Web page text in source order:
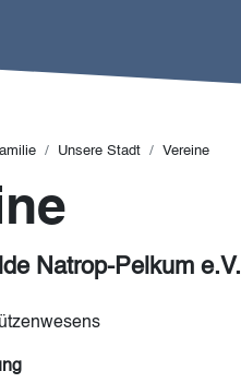
Unsere Stadt Vereine
Natrop-Pelkum e.V.